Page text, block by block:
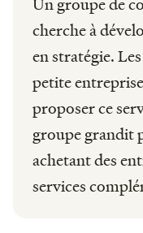
cherche à
en stratégie.
petite
proposer ce
groupe grandit
achetant des
services